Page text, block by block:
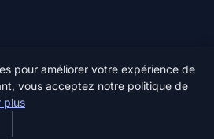
Sense. Tous droits réservés.
pour améliorer votre expérience de
vous acceptez notre politique de
plus